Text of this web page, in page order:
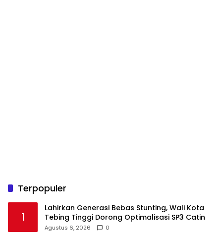
Terpopuler
1
Lahirkan Generasi Bebas Stunting, Wali Kota
Tebing Tinggi Dorong Optimalisasi SP3 Catin
Agustus 6, 2026 0